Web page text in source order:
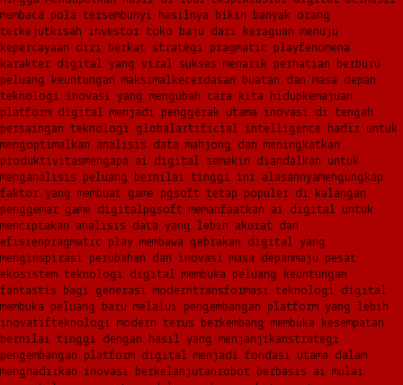
membaca pola tersembunyi hasilnya bikin banyak orang
terkejutkisah investor toko baju dari keraguan menuju
kepercayaan diri berkat strategi pragmatic playfenomena
karakter digital yang viral sukses menarik perhatian berburu
peluang keuntungan maksimalkecerdasan buatan dan masa depan
teknologi inovasi yang mengubah cara kita hidupkemajuan
platform digital menjadi penggerak utama inovasi di tengah
persaingan teknologi globalartificial intelligence hadir untuk
mengoptimalkan analisis data mahjong dan meningkatkan
produktivitasmengapa ai digital semakin diandalkan untuk
menganalisis peluang bernilai tinggi ini alasannyamengungkap
faktor yang membuat game pgsoft tetap populer di kalangan
penggemar game digitalpgsoft memanfaatkan ai digital untuk
menciptakan analisis data yang lebih akurat dan
efisienpragmatic play membawa gebrakan digital yang
menginspirasi perubahan dan inovasi masa depanmaju pesat
ekosistem teknologi digital membuka peluang keuntungan
fantastis bagi generasi moderntransformasi teknologi digital
membuka peluang baru melalui pengembangan platform yang lebih
inovatifteknologi modern terus berkembang membuka kesempatan
bernilai tinggi dengan hasil yang menjanjikanstrategi
pengembangan platform digital menjadi fondasi utama dalam
menghadirkan inovasi berkelanjutanrobot berbasis ai mulai